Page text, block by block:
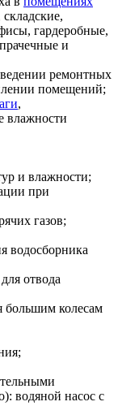
гардеробные,
и
ремонтных
помещений;
,
влажности
и влажности;
при
газов;
водосборника
отвода
большим колесам
водяной насос с